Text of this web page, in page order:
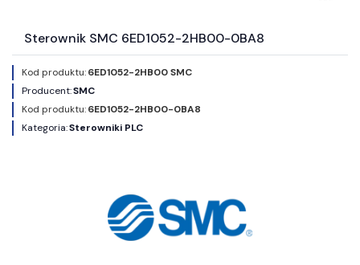
Sterownik SMC 6ED1052-2HB00-0BA8
Kod produktu:6ED1052-2HB00 SMC
Producent:SMC
Kod produktu:6ED1052-2HB00-0BA8
Kategoria:Sterowniki PLC